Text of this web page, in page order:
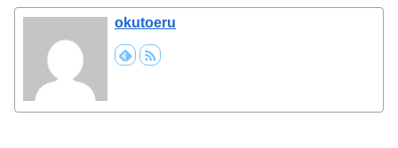
okutoeru